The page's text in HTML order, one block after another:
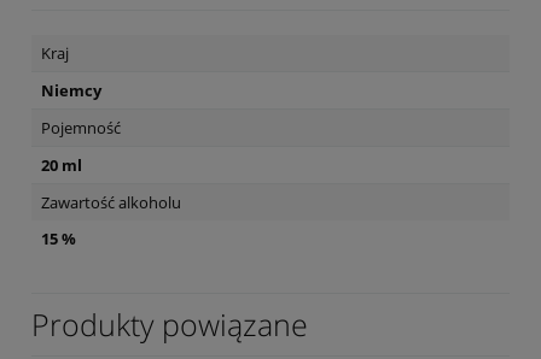
Kraj
Niemcy
Pojemność
20 ml
Zawartość alkoholu
15 %
Produkty powiązane